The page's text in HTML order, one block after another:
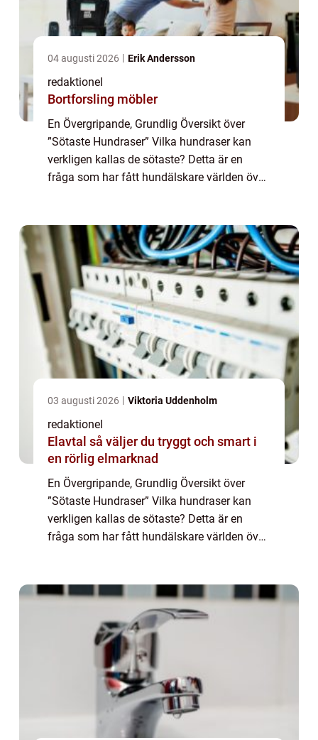
04 augusti 2026 Erik Andersson
redaktionel
Bortforsling möbler
En Övergripande, Grundlig Översikt över
”Sötaste Hundraser” Vilka hundraser kan
verkligen kallas de sötaste? Detta är en
fråga som har fått hundälskare världen över
03 augusti 2026 Viktoria Uddenholm
redaktionel
Elavtal så väljer du tryggt och smart i
en rörlig elmarknad
En Övergripande, Grundlig Översikt över
”Sötaste Hundraser” Vilka hundraser kan
verkligen kallas de sötaste? Detta är en
fråga som har fått hundälskare världen över